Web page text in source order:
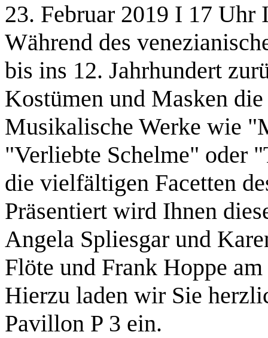
23. Februar 2019 I 17
Während des
bis ins 12. Jahrhundert
Kostümen und Masken
Musikalische Werke wie
"Verliebte Schelme" oder
die vielfältigen Facetten
Präsentiert wird Ihnen
Angela Spliesgar und
Flöte und Frank Hoppe
Hierzu laden wir Sie
Pavillon P 3 ein.